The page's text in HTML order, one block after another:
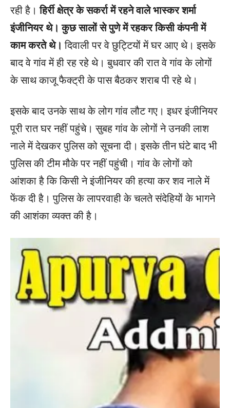
रही है। हिर्री क्षेत्र के सकर्रा में रहने वाले भास्कर शर्मा
इंजीनियर थे। कुछ सालों से पुणे में रहकर किसी कंपनी में
काम करते थे। दिवाली पर वे छुट्टियों में घर आए थे। इसके
बाद वे गांव में ही रह रहे थे। बुधवार की रात वे गांव के लोगों
के साथ काजू फैक्ट्री के पास बैठकर शराब पी रहे थे।
इसके बाद उनके साथ के लोग गांव लौट गए। इधर इंजीनियर
पूरी रात घर नहीं पहुंचे। सुबह गांव के लोगों ने उनकी लाश
नाले में देखकर पुलिस को सूचना दी। इसके तीन घंटे बाद भी
पुलिस की टीम मौके पर नहीं पहुंची। गांव के लोगों को
आंशका है कि किसी ने इंजीनियर की हत्या कर शव नाले में
फेंक दी है। पुलिस के लापरवाही के चलते संदेहियों के भागने
की आशंका व्यक्त की है।